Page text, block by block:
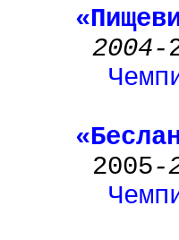
2004-
2005-